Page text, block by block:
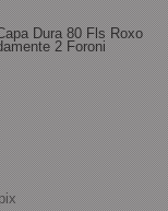
Dura 80 Fls Roxo
2 Foroni
pix